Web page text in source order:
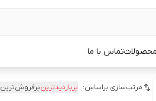
تماس با ما
مرتب‌سازی براساس: پربازدیدترینپرفروش‌ترین